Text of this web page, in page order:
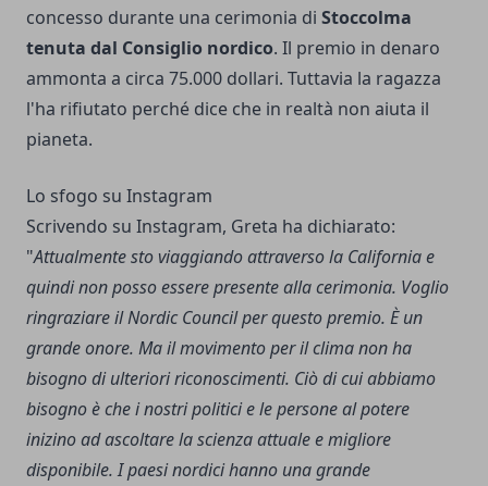
concesso durante una cerimonia di Stoccolma
tenuta dal Consiglio nordico. Il premio in denaro
ammonta a circa 75.000 dollari. Tuttavia la ragazza
l'ha rifiutato perché dice che in realtà non aiuta il
pianeta.
Lo sfogo su Instagram
Scrivendo su Instagram, Greta ha dichiarato:
"Attualmente sto viaggiando attraverso la California e
quindi non posso essere presente alla cerimonia. Voglio
ringraziare il Nordic Council per questo premio. È un
grande onore. Ma il movimento per il clima non ha
bisogno di ulteriori riconoscimenti. Ciò di cui abbiamo
bisogno è che i nostri politici e le persone al potere
inizino ad ascoltare la scienza attuale e migliore
disponibile. I paesi nordici hanno una grande